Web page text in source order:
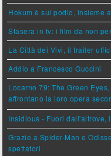
Hokum è sul podio, insieme
Stasera in tv: i film da non
La Città dei Vivi, il trailer
Addio a Francesco Guccini
Locarno 79: The Green
affrontano la loro opera
Insidious - Fuori dall'altrove,
Grazie a Spider-Man e
spettatori